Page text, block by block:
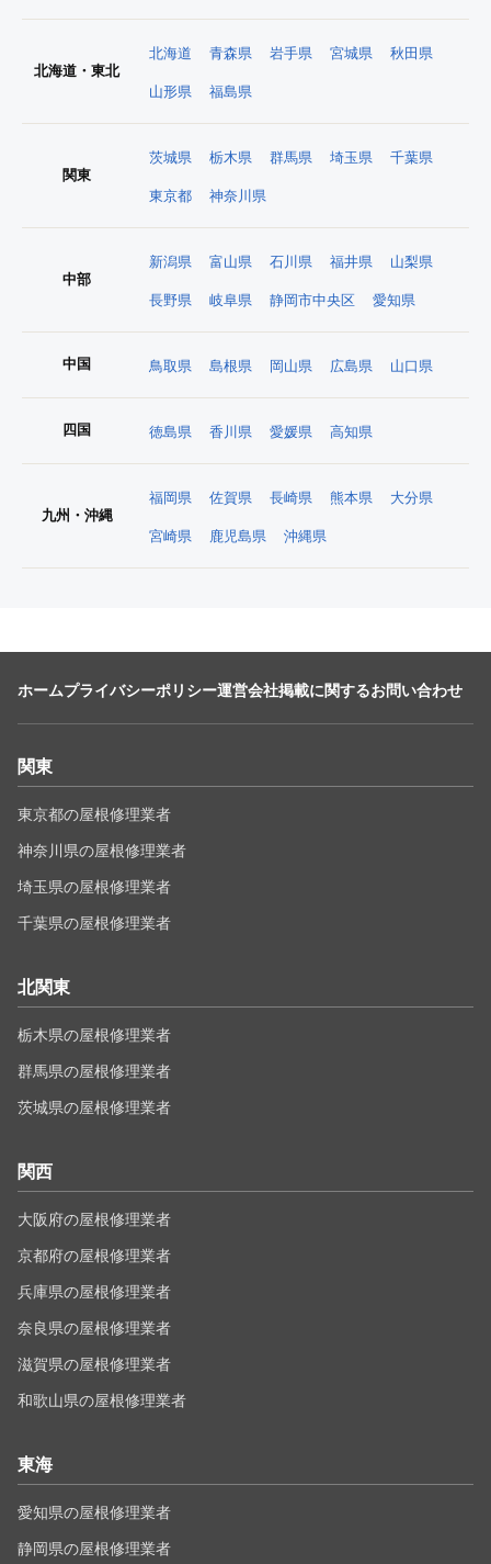
北海道・東北
北海道 青森県 岩手県 宮城県 秋田県
山形県 福島県
関東
茨城県 栃木県 群馬県 埼玉県 千葉県
東京都 神奈川県
中部
新潟県 富山県 石川県 福井県 山梨県
長野県 岐阜県 静岡市中央区 愛知県
中国 鳥取県 島根県 岡山県 広島県 山口県
四国 徳島県 香川県 愛媛県 高知県
九州・沖縄
福岡県 佐賀県 長崎県 熊本県 大分県
宮崎県 鹿児島県 沖縄県
ホームプライバシーポリシー運営会社掲載に関するお問い合わせ
関東
東京都の屋根修理業者
神奈川県の屋根修理業者
埼玉県の屋根修理業者
千葉県の屋根修理業者
北関東
栃木県の屋根修理業者
群馬県の屋根修理業者
茨城県の屋根修理業者
関西
大阪府の屋根修理業者
京都府の屋根修理業者
兵庫県の屋根修理業者
奈良県の屋根修理業者
滋賀県の屋根修理業者
和歌山県の屋根修理業者
東海
愛知県の屋根修理業者
静岡県の屋根修理業者